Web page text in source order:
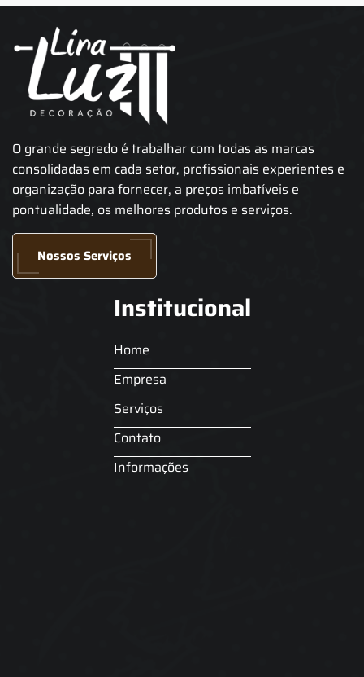
O grande segredo é trabalhar com todas as marcas
consolidadas em cada setor, profissionais experientes e
organização para fornecer, a preços imbatíveis e
pontualidade, os melhores produtos e serviços.
Nossos Serviços
Institucional
Home
Empresa
Serviços
Contato
Informações